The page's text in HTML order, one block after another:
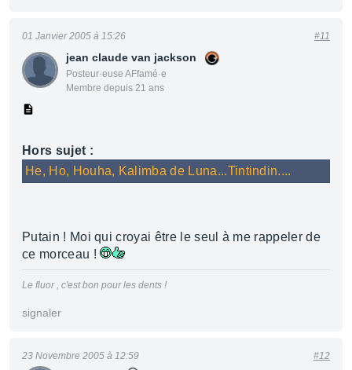
jean claude van jackson
Posteur·euse AFfamé·e
Membre depuis 21 ans
01 Janvier 2005 à 15:26 #11
Hors sujet :
He, Ho, Houha, Kalimba de Luna...Tintindin....
Putain ! Moi qui croyai être le seul à me rappeler de
ce morceau !
Le fluor , c'est bon pour les dents !
signaler
23 Novembre 2005 à 12:59 #12